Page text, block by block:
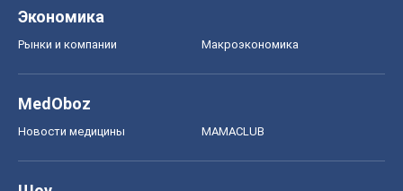
Экономика
Рынки и компании Mакроэкономика
MedOboz
Новости медицины MAMACLUB